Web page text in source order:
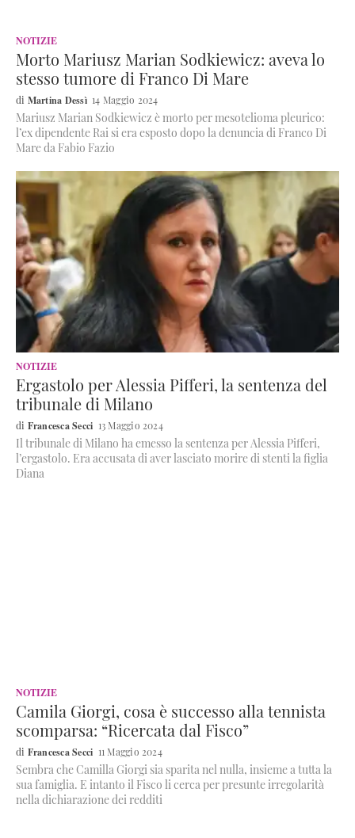
NOTIZIE
Morto Mariusz Marian Sodkiewicz: aveva lo
stesso tumore di Franco Di Mare
Martina Dessì 14 Maggio 2024
Mariusz Marian Sodkiewicz è morto per mesotelioma pleurico:
l’ex dipendente Rai si era esposto dopo la denuncia di Franco Di
Mare da Fabio Fazio
NOTIZIE
Ergastolo per Alessia Pifferi, la sentenza del
tribunale di Milano
Francesca Secci 13 Maggio 2024
Il tribunale di Milano ha emesso la sentenza per Alessia Pifferi,
l’ergastolo. Era accusata di aver lasciato morire di stenti la figlia
Diana
NOTIZIE
Camila Giorgi, cosa è successo alla tennista
scomparsa: “Ricercata dal Fisco”
Francesca Secci 11 Maggio 2024
Sembra che Camilla Giorgi sia sparita nel nulla, insieme a tutta la
sua famiglia. E intanto il Fisco li cerca per presunte irregolarità
nella dichiarazione dei redditi